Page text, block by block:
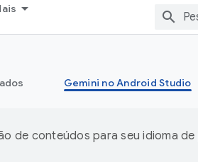
Gemini no Android Studio
de conteúdos para seu idioma